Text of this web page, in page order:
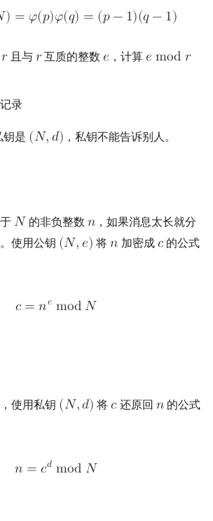
) = 𝜑(𝑝)𝜑(𝑞) = (𝑝− 1)(𝑞− 1)
𝑟且与 𝑟互质的整数 𝑒 ，计算 𝑒 mod 𝑟
录
钥是 (𝑁,𝑑) ，私钥不能告诉别人。
𝑁 的非负整数 𝑛 ，如果消息太长就分
使用公钥 (𝑁, 𝑒) 将𝑛 加密成 𝑐的公式
𝑐 = 𝑛𝑒 mod 𝑁
使用私钥 (𝑁,𝑑) 将𝑐 还原回 𝑛 的公式
𝑛 = 𝑐𝑑 mod 𝑁